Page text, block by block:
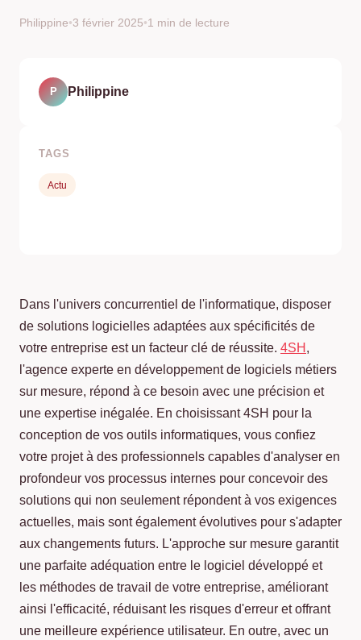
Philippine•3 février 2025•1 min de lecture
Dans l'univers concurrentiel de l'informatique, disposer
de solutions logicielles adaptées aux spécificités de
votre entreprise est un facteur clé de réussite. 4SH ,
l'agence experte en développement de logiciels métiers
sur mesure, répond à ce besoin avec une précision et
une expertise inégalée. En choisissant 4SH pour la
conception de vos outils informatiques, vous confiez
votre projet à des professionnels capables d'analyser en
profondeur vos processus internes pour concevoir des
solutions qui non seulement répondent à vos exigences
actuelles, mais sont également évolutives pour s'adapter
aux changements futurs. L'approche sur mesure garantit
une parfaite adéquation entre le logiciel développé et
les méthodes de travail de votre entreprise, améliorant
ainsi l'efficacité, réduisant les risques d'erreur et offrant
une meilleure expérience utilisateur. En outre, avec un
P Philippine
TAGS
Actu